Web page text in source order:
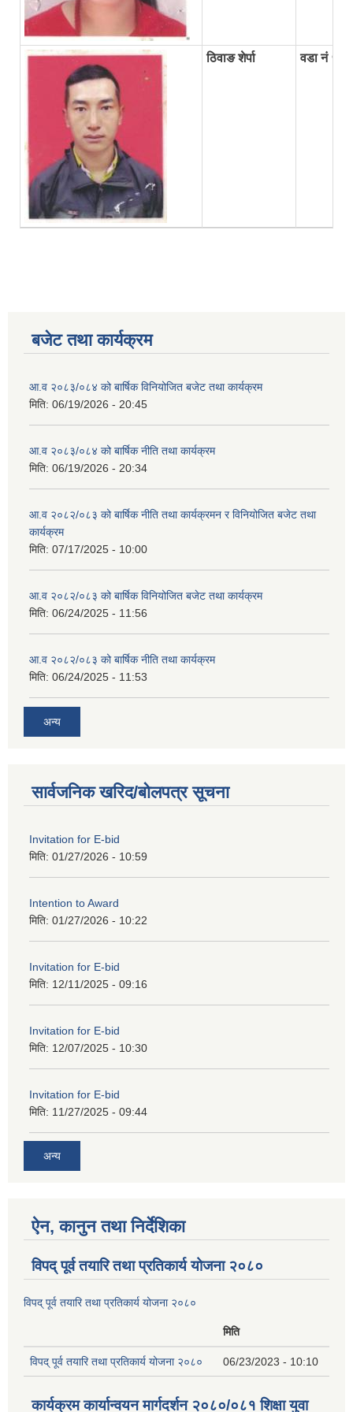
ठिवाङ शेर्पा वडा नं ५
बजेट तथा कार्यक्रम
आ.व २०८३/०८४ को बार्षिक विनियोजित बजेट तथा कार्यक्रम
मिति: 06/19/2026 - 20:45
आ.व २०८३/०८४ को बार्षिक नीति तथा कार्यक्रम
मिति: 06/19/2026 - 20:34
आ.व २०८२/०८३ को बार्षिक नीति तथा कार्यक्रमन र विनियोजित बजेट तथा
कार्यक्रम
मिति: 07/17/2025 - 10:00
आ.व २०८२/०८३ को बार्षिक विनियोजित बजेट तथा कार्यक्रम
मिति: 06/24/2025 - 11:56
आ.व २०८२/०८३ को बार्षिक नीति तथा कार्यक्रम
मिति: 06/24/2025 - 11:53
अन्य
सार्वजनिक खरिद/बोलपत्र सूचना
Invitation for E-bid
मिति: 01/27/2026 - 10:59
Intention to Award
मिति: 01/27/2026 - 10:22
Invitation for E-bid
मिति: 12/11/2025 - 09:16
Invitation for E-bid
मिति: 12/07/2025 - 10:30
Invitation for E-bid
मिति: 11/27/2025 - 09:44
अन्य
ऐन, कानुन तथा निर्देशिका
विपद् पूर्व तयारि तथा प्रतिकार्य योजना २०८०
विपद् पूर्व तयारि तथा प्रतिकार्य योजना २०८०
मिति
विपद् पूर्व तयारि तथा प्रतिकार्य योजना २०८० 06/23/2023 - 10:10
कार्यक्रम कार्यान्वयन मार्गदर्शन २०८०/०८१ शिक्षा युवा